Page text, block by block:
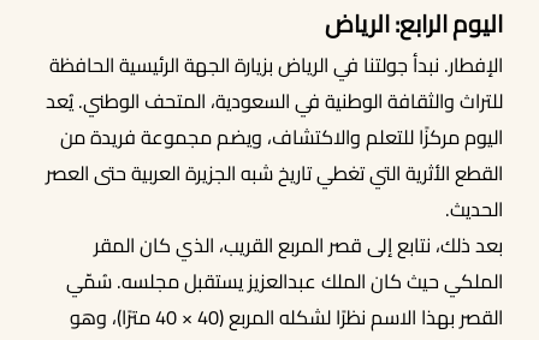
اليوم الرابع: الرياض
الإفطار. نبدأ جولتنا في الرياض بزيارة الجهة الرئيسية الحافظة
للتراث والثقافة الوطنية في السعودية، المتحف الوطني. يُعد
اليوم مركزًا للتعلم والاكتشاف، ويضم مجموعة فريدة من
القطع الأثرية التي تغطي تاريخ شبه الجزيرة العربية حتى العصر
الحديث.
بعد ذلك، نتابع إلى قصر المربع القريب، الذي كان المقر
الملكي حيث كان الملك عبدالعزيز يستقبل مجلسه. سُمّي
القصر بهذا الاسم نظرًا لشكله المربع (40 × 40 مترًا)، وهو